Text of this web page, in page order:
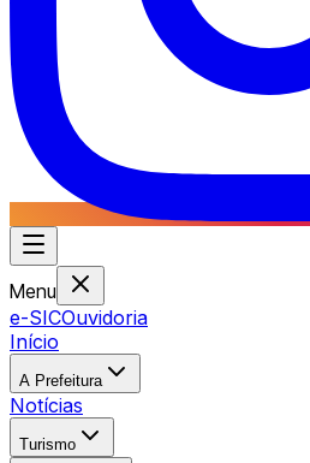
Menu
e-SICOuvidoria
Início
A Prefeitura
Notícias
Turismo